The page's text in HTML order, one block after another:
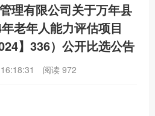
理有限公司关于万年县
老年人能力评估项目
】336）公开比选公告
阅读 972